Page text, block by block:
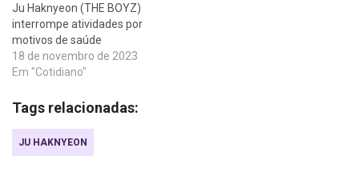
Ju Haknyeon (THE BOYZ)
interrompe atividades por
motivos de saúde
18 de novembro de 2023
Em "Cotidiano"
Tags relacionadas:
JU HAKNYEON